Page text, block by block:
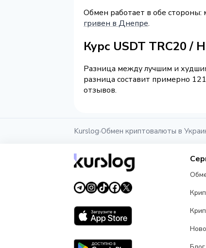
Обмен работает в обе
гривен в Днепре.
Курс USDT TRC20 /
Разница между лучшим и
разница составит примерно
отзывов.
Kurslog›Обмен криптовалюты в